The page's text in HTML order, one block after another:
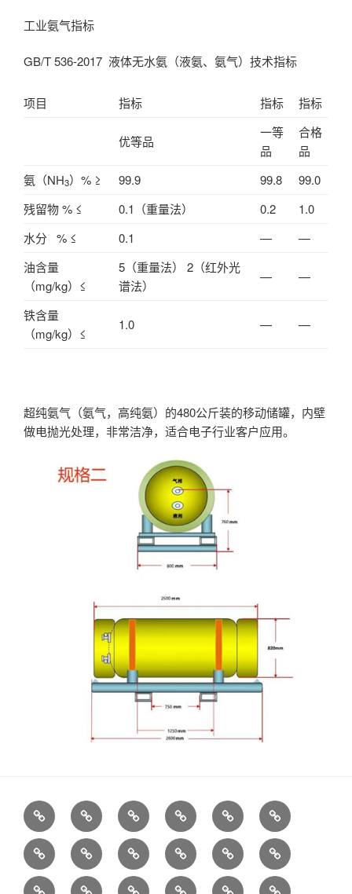
工业氨气指标
GB/T 536-2017 液体无水氨（液氨、氨气）技术指标
项目 指标 指标 指标
优等品
一等
品
合格
品
氨（NH3）% ≥ 99.9 99.8
99.0
残留物 % ≤
0.1（重量法） 0.2
1.0
水分 % ≤
0.1 —
—
油含量
（mg/kg）≤
5（重量法） 2（红外光
谱法）
— —
铁含量
（mg/kg）≤
1.0 — —
超纯氨气（氨气，高纯氨）的480公斤装的移动储罐，内壁
做电抛光处理，非常洁净，适合电子行业客户应用。
关
于
赛
美
气
体
产
品
行
业
新
闻
博
客
氟
化
物
（六
氮
的
氧
化
乙
烯，
丁
一
氧
化
干
冰
空
气
分
氯
化
物
未
分
类
气 特 气 萤 气 寻